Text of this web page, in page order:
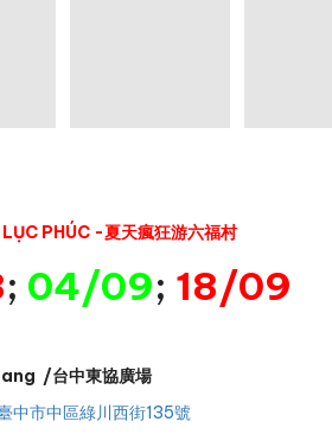
PHÚC -夏天瘋狂游六福村
; 04/09; 18/09
/台中東協廣場
中市中區綠川西街135號